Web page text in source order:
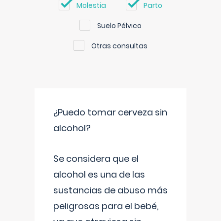
Molestia Parto
Suelo Pélvico
Otras consultas
¿Puedo tomar cerveza sin
alcohol?
Se considera que el
alcohol es una de las
sustancias de abuso más
peligrosas para el bebé,